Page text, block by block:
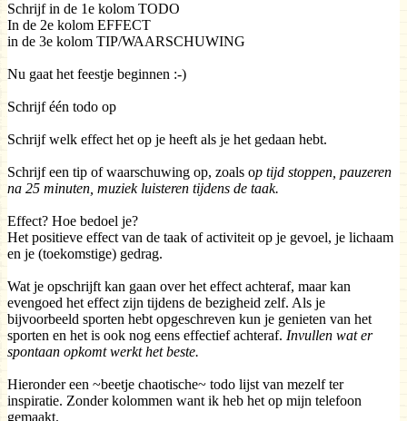
Schrijf in de 1e kolom TODO
In de 2e kolom EFFECT
in de 3e kolom TIP/WAARSCHUWING
Nu gaat het feestje beginnen :-)
Schrijf één todo op
Schrijf welk effect het op je heeft als je het gedaan hebt.
Schrijf een tip of waarschuwing op, zoals op tijd stoppen, pauzeren
na 25 minuten, muziek luisteren tijdens de taak.
Effect? Hoe bedoel je?
Het positieve effect van de taak of activiteit op je gevoel, je lichaam
en je (toekomstige) gedrag.
Wat je opschrijft kan gaan over het effect achteraf, maar kan
evengoed het effect zijn tijdens de bezigheid zelf. Als je
bijvoorbeeld sporten hebt opgeschreven kun je genieten van het
sporten en het is ook nog eens effectief achteraf. Invullen wat er
spontaan opkomt werkt het beste.
Hieronder een ~beetje chaotische~ todo lijst van mezelf ter
inspiratie. Zonder kolommen want ik heb het op mijn telefoon
gemaakt.